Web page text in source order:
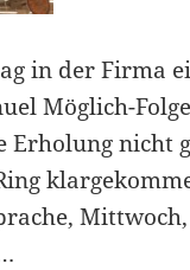
in der Firma
Möglich-
Erholung nicht